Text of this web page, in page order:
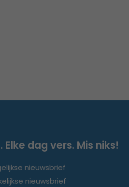
dag vers. Mis niks!
nieuwsbrief
nieuwsbrief